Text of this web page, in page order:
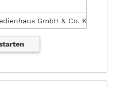
GmbH & Co. KG